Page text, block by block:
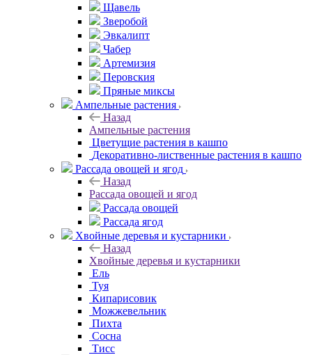
Щавель
Зверобой
Эвкалипт
Чабер
Артемизия
Перовския
Пряные миксы
Ампельные растения
Назад
Ампельные растения
Цветущие растения в кашпо
Декоративно-лиственные растения в кашпо
Рассада овощей и ягод
Назад
Рассада овощей и ягод
Рассада овощей
Рассада ягод
Хвойные деревья и кустарники
Назад
Хвойные деревья и кустарники
Ель
Туя
Кипарисовик
Можжевельник
Пихта
Сосна
Тисc